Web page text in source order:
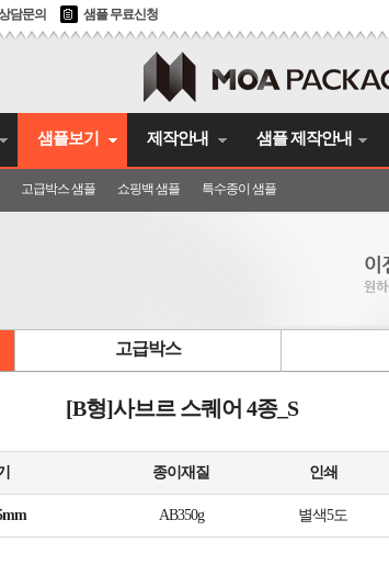
담문의 샘플 무료신청
샘플보기
고급박스 샘플 쇼핑백 샘플 특수종이 샘플
제작안내 샘플 제작안내
고급박스
[B형]사브르 스퀘어 4종_S
종이재질 인쇄
AB350g 별색5도